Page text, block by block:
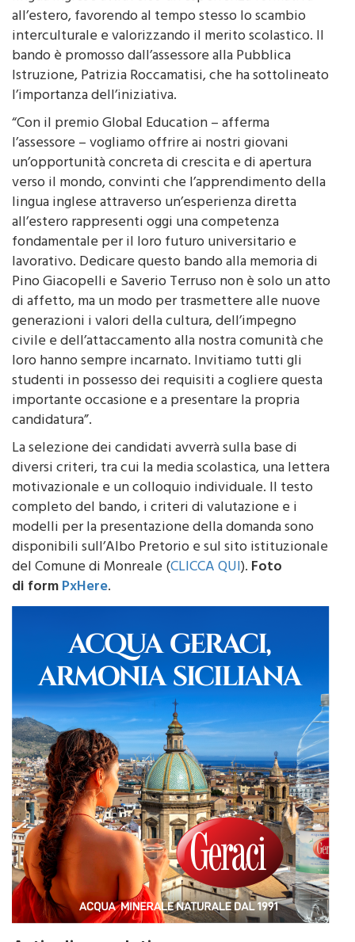
all’estero, favorendo al tempo stesso lo scambio
interculturale e valorizzando il merito scolastico. Il
bando è promosso dall’assessore alla Pubblica
Istruzione, Patrizia Roccamatisi, che ha sottolineato
l’importanza dell’iniziativa.
“Con il premio Global Education – afferma
l’assessore – vogliamo offrire ai nostri giovani
un’opportunità concreta di crescita e di apertura
verso il mondo, convinti che l’apprendimento della
lingua inglese attraverso un’esperienza diretta
all’estero rappresenti oggi una competenza
fondamentale per il loro futuro universitario e
lavorativo. Dedicare questo bando alla memoria di
Pino Giacopelli e Saverio Terruso non è solo un atto
di affetto, ma un modo per trasmettere alle nuove
generazioni i valori della cultura, dell’impegno
civile e dell’attaccamento alla nostra comunità che
loro hanno sempre incarnato. Invitiamo tutti gli
studenti in possesso dei requisiti a cogliere questa
importante occasione e a presentare la propria
candidatura”.
La selezione dei candidati avverrà sulla base di
diversi criteri, tra cui la media scolastica, una lettera
motivazionale e un colloquio individuale. Il testo
completo del bando, i criteri di valutazione e i
modelli per la presentazione della domanda sono
disponibili sull’Albo Pretorio e sul sito istituzionale
del Comune di Monreale (CLICCA QUI).Foto
diformPxHere.